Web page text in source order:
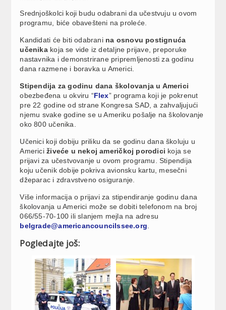
Srednjoškolci koji budu odabrani da učestvuju u ovom
programu, biće obavešteni na proleće.
Kandidati će biti odabrani na osnovu postignuća
učenikakoja se vide iz detaljne prijave, preporuke
nastavnika i demonstrirane pripremljenosti za godinu
dana razmene i boravka u Americi.
Stipendija za godinu dana školovanja u Americi
obezbeđena u okviru “Flex” programa koji je pokrenut
pre 22 godine od strane Kongresa SAD, a zahvaljujući
njemu svake godine se u Ameriku pošalje na školovanje
oko 800 učenika.
Učenici koji dobiju priliku da se godinu dana školuju u
Americiživeće u nekoj američkoj porodici koja se
prijavi za učestvovanje u ovom programu. Stipendija
koju učenik dobije pokriva avionsku kartu, mesečni
džeparac i zdravstveno osiguranje.
Više informacija o prijavi za stipendiranje godinu dana
školovanja u Americi može se dobiti telefonom na broj
066/55-70-100 ili slanjem mejla na adresu
belgrade@americancouncilssee.org
Pogledajte još: